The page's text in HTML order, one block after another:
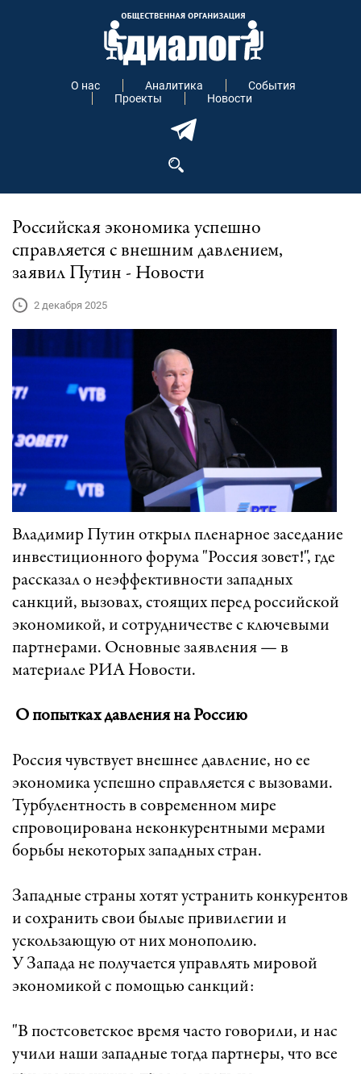
О нас Аналитика
События
Проекты
Новости
Российская экономика успешно
справляется с внешним давлением,
заявил Путин - Новости
2 декабря 2025
Владимир Путин открыл пленарное заседание
инвестиционного форума "Россия зовет!", где
рассказал о неэффективности западных
санкций, вызовах, стоящих перед российской
экономикой, и сотрудничестве с ключевыми
партнерами. Основные заявления — в
материале РИА Новости.
О попытках давления на Россию
Россия чувствует внешнее давление, но ее
экономика успешно справляется с вызовами.
Турбулентность в современном мире
спровоцирована неконкурентными мерами
борьбы некоторых западных стран.
Западные страны хотят устранить конкурентов
и сохранить свои былые привилегии и
ускользающую от них монополию.
У Запада не получается управлять мировой
экономикой с помощью санкций:
"В постсоветское время часто говорили, и нас
учили наши западные тогда партнеры, что все